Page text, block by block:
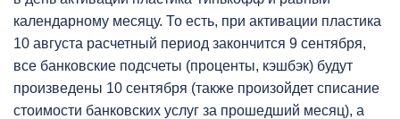
календарному месяцу. То есть, при активации пластика
10 августа расчетный период закончится 9 сентября,
все банковские подсчеты (проценты, кэшбэк) будут
произведены 10 сентября (также произойдет списание
стоимости банковских услуг за прошедший месяц), а